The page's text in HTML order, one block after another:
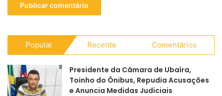
Popular Recente Comentários
Presidente da Câmara de Ubaíra,
Toinho do Ônibus, Repudia Acusações
e Anuncia Medidas Judiciais